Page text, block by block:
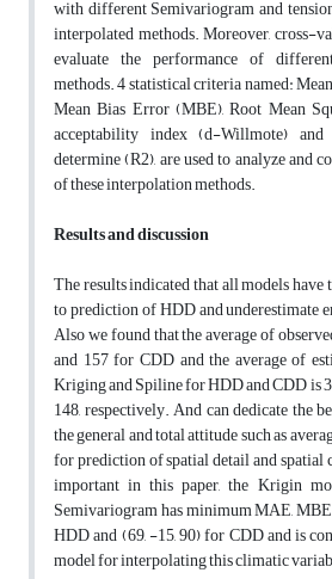
with different Semivariogram and
interpolated methods. Moreover, cross-
evaluate the performance of
methods. 4 statistical criteria named:
Mean Bias Error (MBE), Root Mean
acceptability index (d-Willmote)
determine (R2), are used to analyze and
of these interpolation methods.
Results and discussion
The results indicated that all models
to prediction of HDD and underestimate
Also we found that the average of
and 157 for CDD and the average of
Kriging and Spiline for HDD and CDD is
148, respectively. And can dedicate the
the general and total attitude such as
for prediction of spatial detail and spatial
important in this paper, the Krigin
Semivariogram has minimum MAE,
HDD and (69, -15, 90) for CDD and is
model for interpolating this climatic